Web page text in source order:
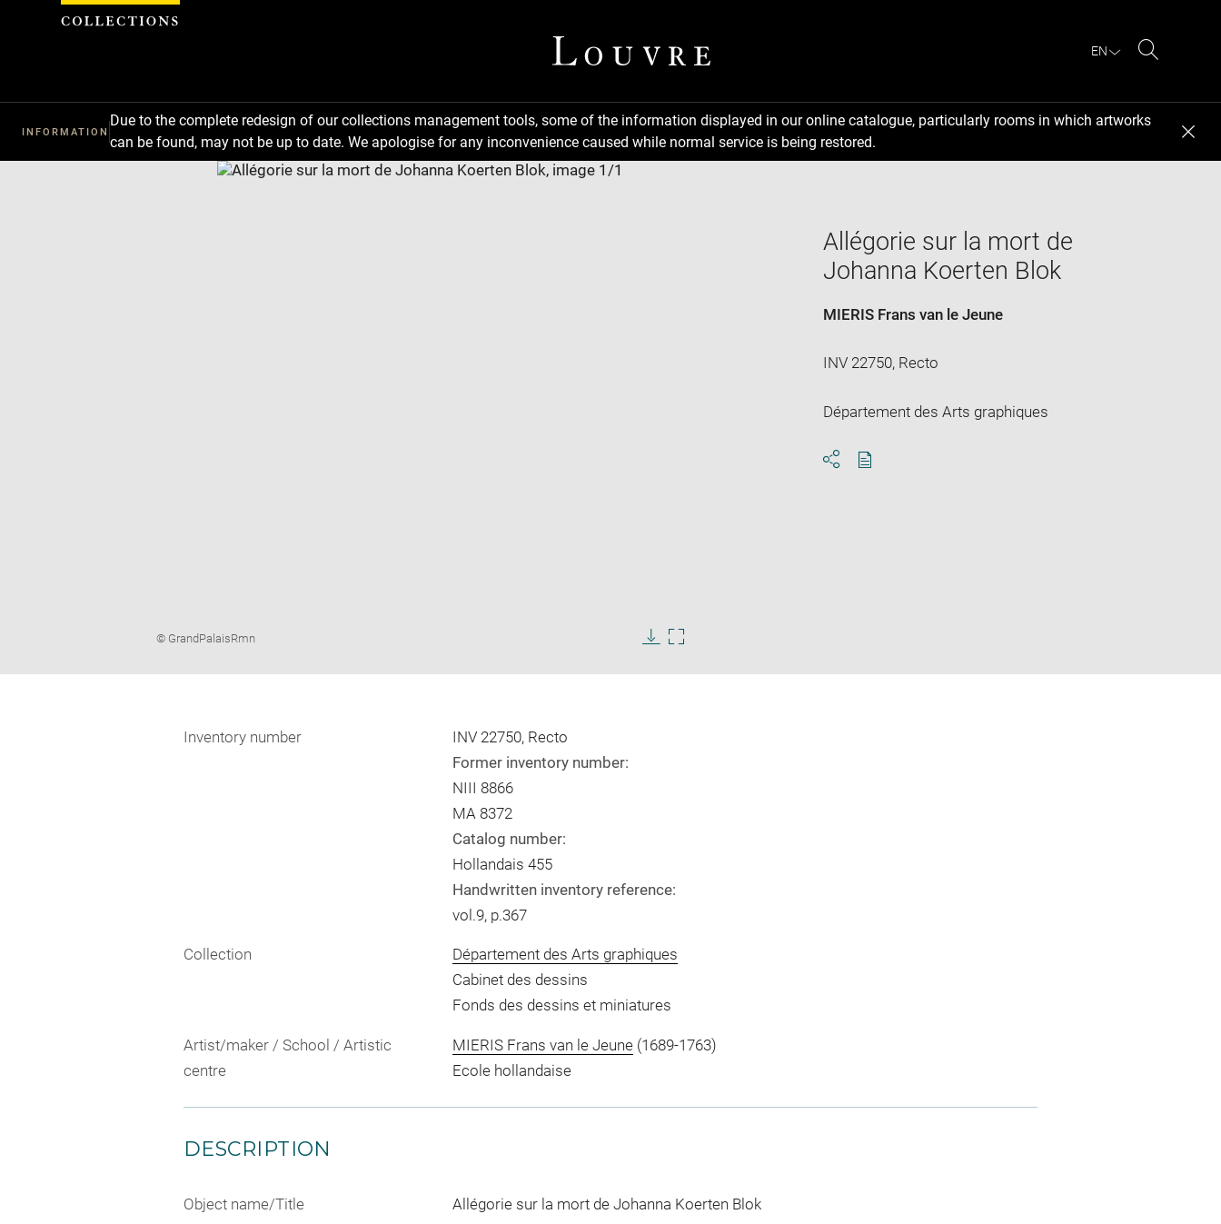
EN
INFORMATION
Due to the complete redesign of our collections management tools, some of the information displayed in our online catalogue, particularly rooms in which artworks
can be found, may not be up to date. We apologise for any inconvenience caused while normal service is being restored.
new
Image
© GrandPalaisRmn
imageimage
Allégorie sur la mort de
Johanna Koerten Blok
MIERIS Frans van le Jeune
INV 22750, Recto
Département des Arts graphiques
Inventory number
INV 22750, Recto
Former inventory number:
NIII 8866
MA 8372
Catalog number:
Hollandais 455
Handwritten inventory reference:
vol.9, p.367
Collection
Département des Arts graphiques
Cabinet des dessins
Fonds des dessins et miniatures
Artist/maker / School / Artistic
centre
MIERIS Frans van le Jeune(1689-1763)
Ecole hollandaise
DESCRIPTION
Object name/Title Allégorie sur la mort de Johanna Koerten Blok
Cookies management panel